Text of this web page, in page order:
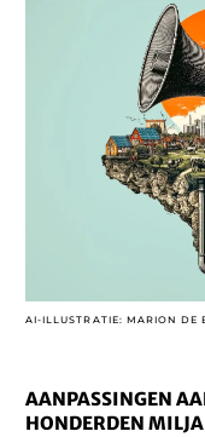
AI-ILLUSTRATIE: MARION DE
AANPASSINGEN
HONDERDEN